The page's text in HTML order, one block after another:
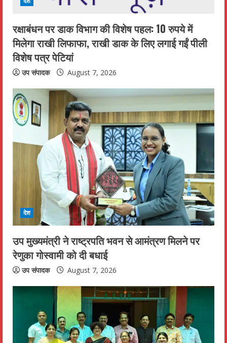
n
g
रक्षाबंधन पर डाक विभाग की विशेष पहल: 10 रुपये में
मिलेगा राखी लिफाफा, राखी डाक के लिए लगाई गईं पीली
विशेष पत्र पेटियां
उप संपादक August 7, 2026
देश
उप मुख्यमंत्री ने राष्ट्रपति भवन से आमंत्रण मिलने पर
रेणुका गोस्वामी को दी बधाई
उप संपादक August 7, 2026